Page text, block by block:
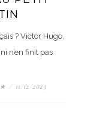
? Victor Hugo,
n’en finit pas
/ 11/12/2023